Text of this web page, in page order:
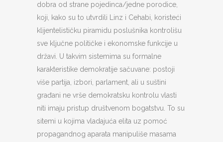
dobra od strane pojedinca/jedne porodice,
koji, kako su to utvrdili Linz i Cehabi, koristeći
klijentelističku piramidu poslušnika kontrolišu
sve ključne političke i ekonomske funkcije u
državi. U takvim sistemima su formalne
karakteristike demokratije sačuvane: postoji
više partija, izbori, parlament, ali u suštini
građani ne vrše demokratsku kontrolu vlasti
niti imaju pristup društvenom bogatstvu. To su
sitemi u kojima vladajuća elita uz pomoć
propagandnog aparata manipuliše masama